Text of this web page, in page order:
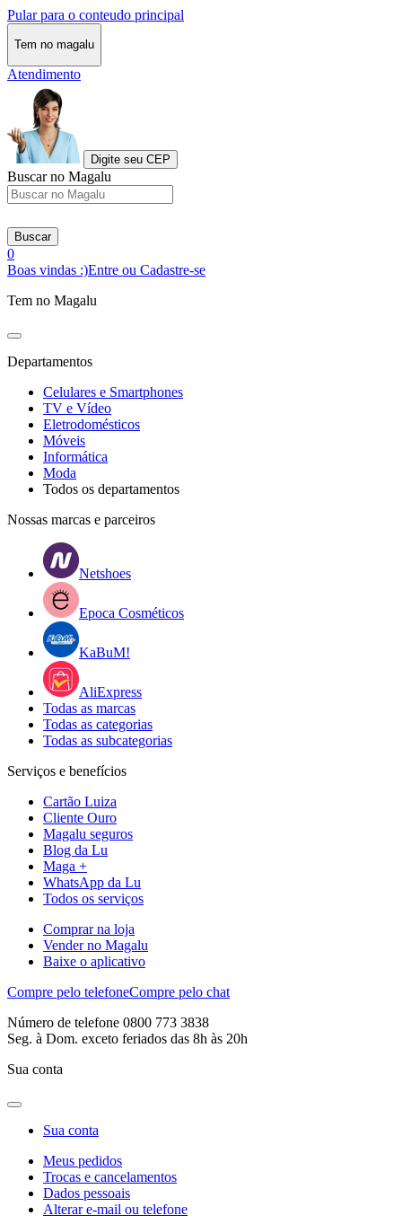
Pular para o conteudo principal
Tem no magalu
Atendimento
Digite seu CEP
Buscar no Magalu
Buscar
0
Boas vindas :)Entre ou Cadastre-se
Tem no Magalu
Departamentos
Celulares e Smartphones
TV e Vídeo
Eletrodomésticos
Móveis
Informática
Moda
Todos os departamentos
Nossas marcas e parceiros
Netshoes
Epoca Cosméticos
KaBuM!
AliExpress
Todas as marcas
Todas as categorias
Todas as subcategorias
Serviços e benefícios
Cartão Luiza
Cliente Ouro
Magalu seguros
Blog da Lu
Maga +
WhatsApp da Lu
Todos os serviços
Comprar na loja
Vender no Magalu
Baixe o aplicativo
Compre pelo telefoneCompre pelo chat
Número de telefone 0800 773 3838
Seg. à Dom. exceto feriados das 8h às 20h
Sua conta
Sua conta
Meus pedidos
Trocas e cancelamentos
Dados pessoais
Alterar e-mail ou telefone